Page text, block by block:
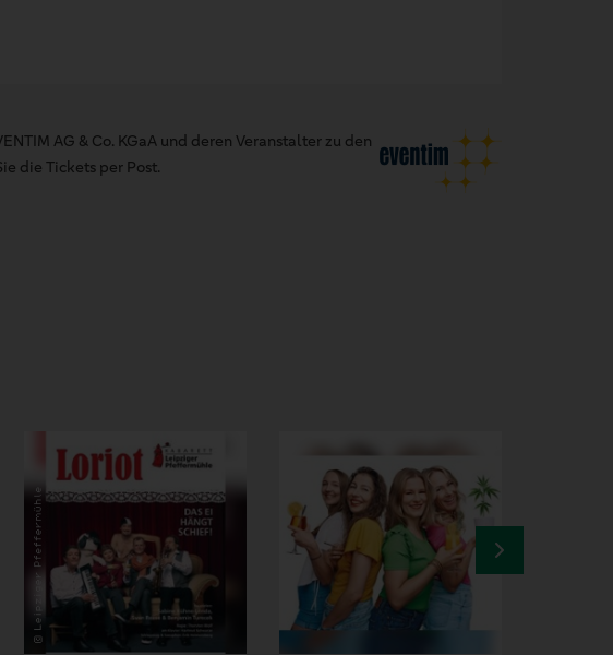
AG & Co. KGaA und deren Veranstalter zu den
die Tickets per Post.